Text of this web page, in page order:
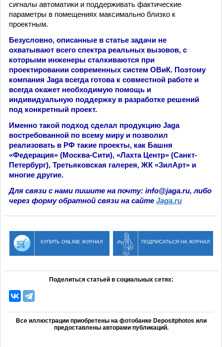
сигналы автоматики и поддерживать фактические
параметры в помещениях максимально близко к
проектным.
Безусловно, описанные в статье задачи не
охватывают всего спектра реальных вызовов, с
которыми инженеры сталкиваются при
проектировании современных систем ОВиК. Поэтому
компания Jaga всегда готова к совместной работе и
всегда окажет необходимую помощь и
индивидуальную поддержку в разработке решений
под конкретный проект.
Именно такой подход сделал продукцию Jaga
востребованной по всему миру и позволил
реализовать в РФ такие проекты, как Башня
«Федерация» (Москва-Сити), «Лахта Центр» (Санкт-
Петербург), Третьяковская галерея, ЖК «ЗилАрт» и
многие другие.
Для связи с нами пишите на почту: info@jaga.ru, либо
через форму обратной связи на сайте Jaga.ru
КУПИТЬ ONLINE ЖУРНАЛ ПОДПИСАТЬСЯ НА ЖУРНАЛ
Поделиться статьей в социальных сетях:
Все иллюстрации приобретены на фотобанке Depositphotos или
предоставлены авторами публикаций.